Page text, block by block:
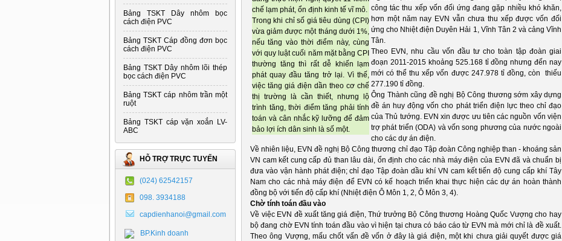
Bảng TSKT Dây nhôm bọc
cách điện PVC
Bảng TSKT Cáp đồng đơn bọc
cách điện PVC
Bảng TSKT Dây nhôm lõi thép
bọc cách điện PVC
Bảng TSKT cáp nhôm trần một
ruột
Bảng TSKT cáp vặn xoắn LV-
ABC
HỖ TRỢ TRỰC TUYẾN
(024) 62542157
098. 3934188
capdienhanoi@gmail.com
BP.Kinh doanh
chế lạm phát, ổn định kinh tế vĩ mô.
Trong khi chỉ số giá tiêu dùng (CPI)
vừa giảm được một tháng dưới 1%,
nếu tăng vào thời điểm này, cùng
với quy luật cuối năm mặt bằng CPI
thường tăng thì rất dễ khiến lạm
phát quay đầu tăng trở lại. Vì thế,
việc tăng giá điện dần theo cơ chế
thị trường là cần thiết, nhưng lộ
trình tăng, thời điểm tăng phải tính
toán và cân nhắc kỹ lưỡng để đảm
bảo lợi ích dân sinh là số một.
công tác thu xếp vốn đối ứng đang gặp nhiều khó khăn,
hơn một năm nay EVN vẫn chưa thu xếp được vốn đối
ứng cho Nhiệt điện Duyên Hải 1, Vĩnh Tân 2 và cảng Vĩnh
Tân.
Theo EVN, nhu cầu vốn đầu tư cho toàn tập đoàn giai
đoạn 2011-2015 khoảng 525.168 tỉ đồng nhưng đến nay
mới có thể thu xếp vốn được 247.978 tỉ đồng, còn thiếu
277.190 tỉ đồng.
Ông Thành cũng đề nghị Bộ Công thương sớm xây dựng
đề án huy động vốn cho phát triển điện lực theo chỉ đạo
của Thủ tướng. EVN xin được ưu tiên các nguồn vốn viện
trợ phát triển (ODA) và vốn song phương của nước ngoài
cho các dự án điện.
Về nhiên liệu, EVN đề nghị Bộ Công thương chỉ đạo Tập đoàn Công nghiệp than - khoáng sản
VN cam kết cung cấp đủ than lâu dài, ổn định cho các nhà máy điện của EVN đã và chuẩn bị
đưa vào vận hành phát điện; chỉ đạo Tập đoàn dầu khí VN cam kết tiến độ cung cấp khí Tây
Nam cho các nhà máy điện để EVN có kế hoạch triển khai thực hiện các dự án hoàn thành
đồng bộ với tiến độ cấp khí (Nhiệt điện Ô Môn 1, 2, Ô Môn 3, 4).
Chờ tính toán đầu vào
Về việc EVN đề xuất tăng giá điện, Thứ trưởng Bộ Công thương Hoàng Quốc Vượng cho hay
bộ đang chờ EVN tính toán đầu vào vì hiện tại chưa có báo cáo từ EVN mà mới chỉ là đề xuất.
Theo ông Vượng, mấu chốt vấn đề vốn ở đây là giá điện, một khi chưa giải quyết được giá